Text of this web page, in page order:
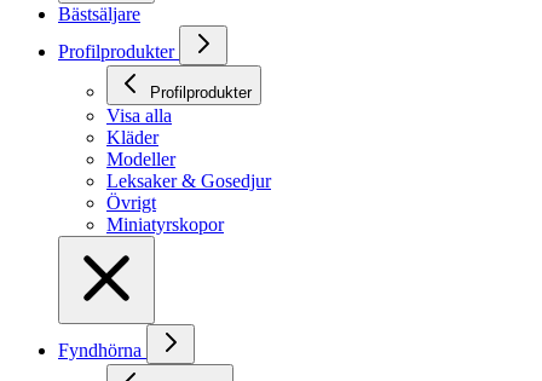
Bästsäljare
Profilprodukter
Profilprodukter
Visa alla
Kläder
Modeller
Leksaker & Gosedjur
Övrigt
Miniatyrskopor
Fyndhörna